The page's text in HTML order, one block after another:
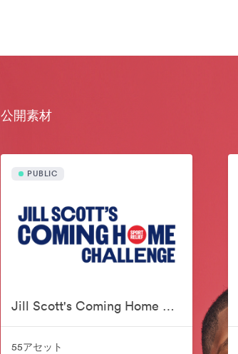
公開素材
PUBLIC
Jill Scott's Coming Home Challenge
55アセット